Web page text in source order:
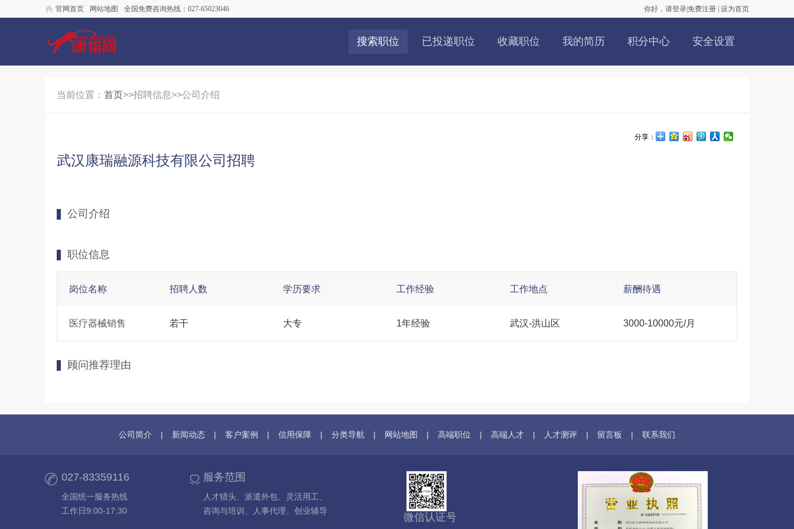
官网首页 网站地图 全国免费咨询热线：027-65023046 你好，请登录免费注册 设为首页
搜索职位 已投递职位 收藏职位 我的简历 积分中心 安全设置
当前位置： 首页>>招聘信息>>公司介绍
武汉康瑞融源科技有限公司招聘
分享：
公司介绍
职位信息
岗位名称 招聘人数 学历要求 工作经验 工作地点 薪酬待遇
医疗器械销售 若干 大专 1年经验 武汉-洪山区 3000-10000元/月
顾问推荐理由
公司简介 | 新闻动态 | 客户案例 | 信用保障 | 分类导航 | 网站地图 | 高端职位 | 高端人才 | 人才测评 | 留言板 | 联系我们
027-83359116
全国统一服务热线
工作日9:00-17:30
服务范围
人才猎头、派遣外包、灵活用工、
咨询与培训、人事代理、创业辅导
微信认证号